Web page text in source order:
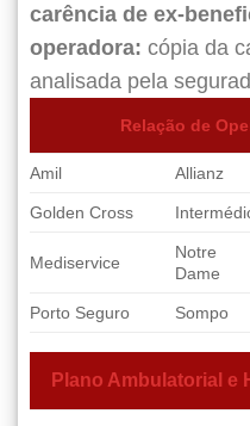
carência de ex-
operadora: cópia da
analisada pela
Relação de
Amil Allianz
Golden Cross
Mediservice
Notre
Dame
Porto Seguro Sompo
Plano Ambulatorial e